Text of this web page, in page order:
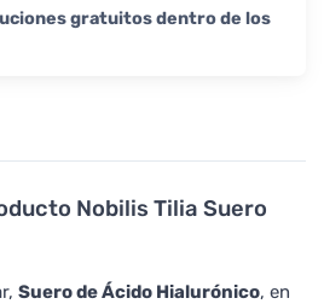
Nobilis Tilia Suero
Suero de Ácido Hialurónico, en
gratuitos dentro de los